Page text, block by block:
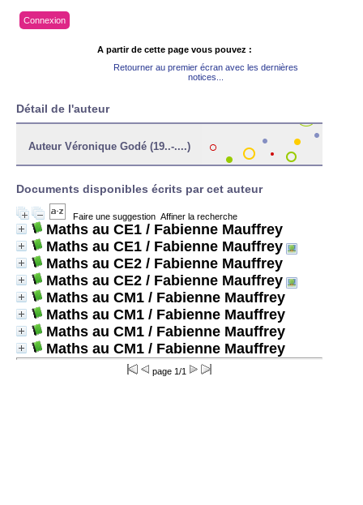
Connexion
A partir de cette page vous pouvez :
Retourner au premier écran avec les dernières
notices...
Détail de l'auteur
Auteur Véronique Godé (19..-....)
Documents disponibles écrits par cet auteur
Faire une suggestion Affiner la recherche
Maths au CE1 / Fabienne Mauffrey
Maths au CE1 / Fabienne Mauffrey
Maths au CE2 / Fabienne Mauffrey
Maths au CE2 / Fabienne Mauffrey
Maths au CM1 / Fabienne Mauffrey
Maths au CM1 / Fabienne Mauffrey
Maths au CM1 / Fabienne Mauffrey
Maths au CM1 / Fabienne Mauffrey
page 1/1